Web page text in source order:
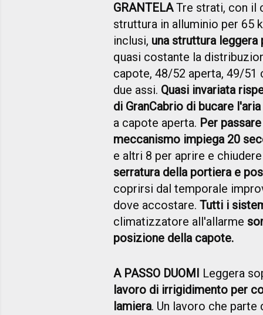
GRANTELATre strati, con il
struttura in alluminio per 65
inclusi, una struttura
quasi costante la
capote, 48/52 aperta, 49/51
due assi. Quasi invariata
di GranCabrio di bucare
a capote aperta. Per
meccanismo impiega 20
e altri 8 per aprire e
serratura della portiera e
coprirsi dal temporale
dove accostare. Tutti i
climatizzatore all'allarme
posizione della capote.
A PASSO DUOMI Leggera
lavoro di irrigidimento per
lamiera. Un lavoro che parte